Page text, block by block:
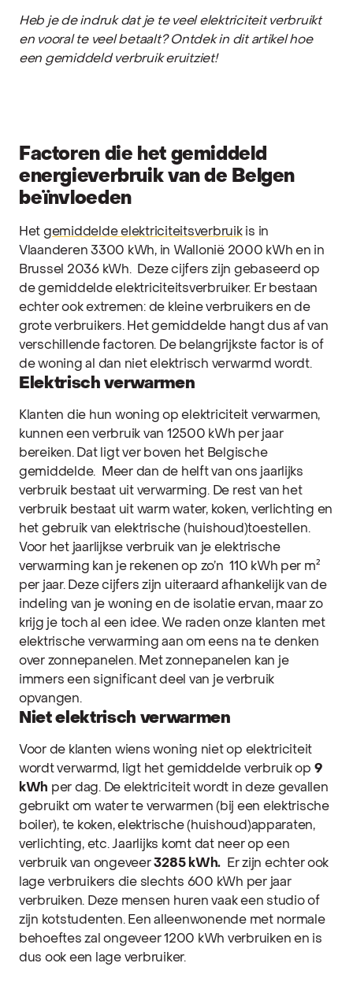
Heb je de indruk dat je te veel elektriciteit verbruikt
en vooral te veel betaalt? Ontdek in dit artikel hoe
een gemiddeld verbruik eruitziet!
Factoren die het gemiddeld
energieverbruik van de Belgen
beïnvloeden
Het gemiddelde elektriciteitsverbruikis in
Vlaanderen 3300 kWh, in Wallonië 2000 kWh en in
Brussel 2036 kWh.
Deze cijfers zijn gebaseerd op
de gemiddelde elektriciteitsverbruiker. Er bestaan
echter ook extremen: de kleine verbruikers en de
grote verbruikers. Het gemiddelde hangt dus af van
verschillende factoren. De belangrijkste factor is of
de woning al dan niet elektrisch verwarmd wordt.
Elektrisch verwarmen
Klanten die hun woning op elektriciteit verwarmen,
kunnen een verbruik van 12500 kWh per jaar
bereiken. Dat ligt ver boven het Belgische
gemiddelde.
Meer dan de helft van ons jaarlijks
verbruik bestaat uit verwarming. De rest van het
verbruik bestaat uit warm water, koken, verlichting en
het gebruik van elektrische (huishoud)toestellen.
Voor het jaarlijkse verbruik van je elektrische
verwarming kan je rekenen op zo’n 110 kWh per m²
per jaar. Deze cijfers zijn uiteraard afhankelijk van de
indeling van je woning en de isolatie ervan, maar zo
krijg je toch al een idee. We raden onze klanten met
elektrische verwarming aan om eens na te denken
over zonnepanelen. Met zonnepanelen kan je
immers een significant deel van je verbruik
opvangen.
Niet elektrisch verwarmen
Voor de klanten wiens woning niet op elektriciteit
wordt verwarmd, ligt het gemiddelde verbruik op 9
kWh per dag. De elektriciteit wordt in deze gevallen
gebruikt om water te verwarmen (bij een elektrische
boiler), te koken, elektrische (huishoud)apparaten,
verlichting, etc. Jaarlijks komt dat neer op een
verbruik van ongeveer3285 kWh.
Er zijn echter ook
lage verbruikers die slechts 600 kWh per jaar
verbruiken. Deze mensen huren vaak een studio of
zijn kotstudenten. Een alleenwonende met normale
behoeftes zal ongeveer 1200 kWh verbruiken en is
dus ook een lage verbruiker.